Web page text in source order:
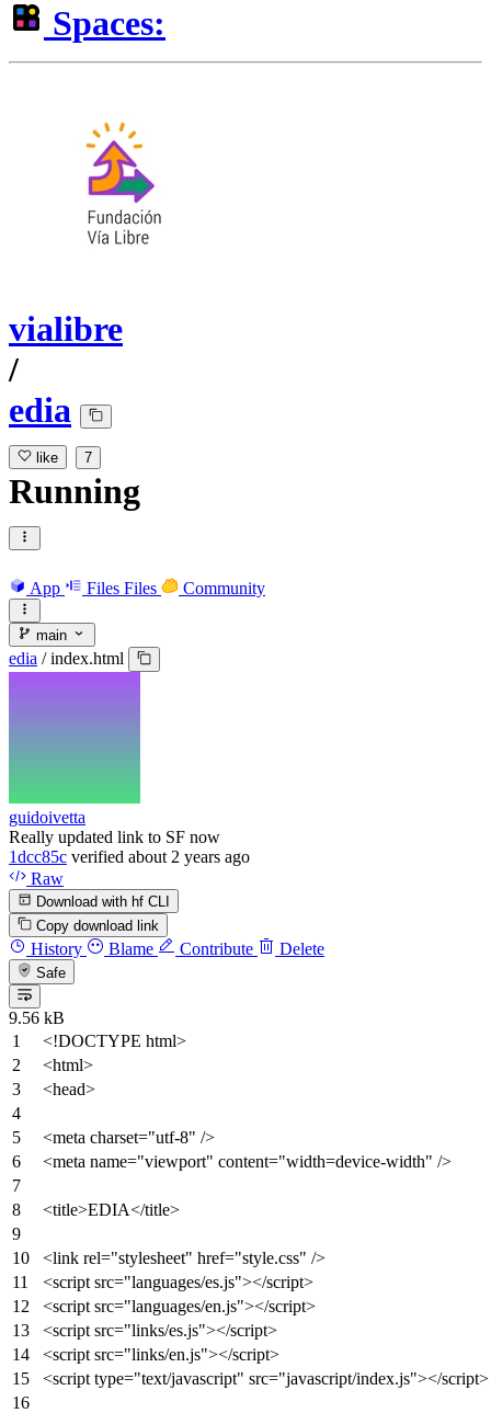
Spaces:
vialibre
/
edia
like 7
Running
App Files Files Community
main
edia / index.html
guidoivetta
Really updated link to SF now
1dcc85c verified about 2 years ago
Raw
Download with hf CLI
Copy download link
History Blame Contribute Delete
Safe
9.56 kB
<!DOCTYPE html>
<html>
<head>
<meta charset="utf-8" />
<meta name="viewport" content="width=device-width" />
<title>EDIA</title>
<link rel="stylesheet" href="style.css" />
<script src="languages/es.js"></script>
<script src="languages/en.js"></script>
<script src="links/es.js"></script>
<script src="links/en.js"></script>
<script type="text/javascript" src="javascript/index.js"></script>